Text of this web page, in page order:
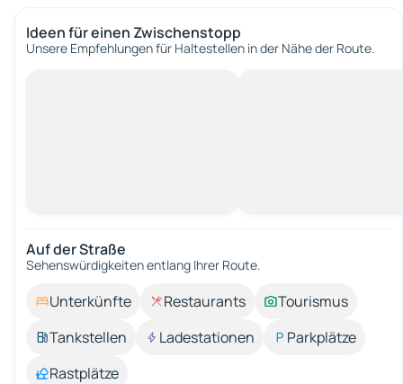
Ideen für einen Zwischenstopp
Unsere Empfehlungen für Haltestellen in der Nähe der Route.
Auf der Straße
Sehenswürdigkeiten entlang Ihrer Route.
Unterkünfte Restaurants
Tourismus
Tankstellen
Ladestationen
Parkplätze
Rastplätze